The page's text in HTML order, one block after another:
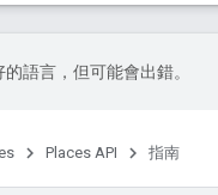
語言，但可能會出錯。
Places API 指南